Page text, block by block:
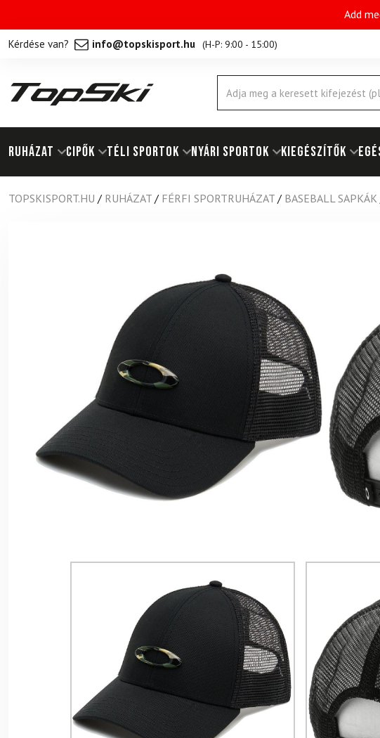
Add
Kérdése van? info@topskisport.hu (H-P: 9:00 - 15:00)
Products
search
RUHÁZAT Cipők TÉLI SPORTOK NYÁRI SPORTOK KIEGÉSZÍTŐK
TOPSKISPORT.HU / RUHÁZAT / FÉRFI SPORTRUHÁZAT / BASEBALL SAPKÁK